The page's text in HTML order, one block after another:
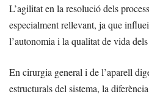
L’agilitat en la resolució dels
especialment rellevant, ja que
l’autonomia i la qualitat de vida
En cirurgia general i de l’aparell
estructurals del sistema, la